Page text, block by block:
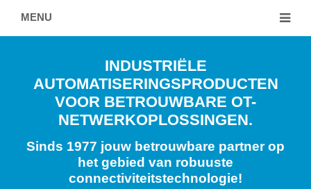
MENU
INDUSTRIËLE
AUTOMATISERINGSPRODUCTEN
VOOR BETROUWBARE OT-
NETWERKOPLOSSINGEN.
Sinds 1977 jouw betrouwbare partner op
het gebied van robuuste
connectiviteitstechnologie!